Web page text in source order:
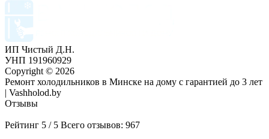
ИП Чистый Д.Н.
УНП 191960929
Copyright © 2026
Ремонт холодильников в Минске на дому с гарантией до 3 лет
| Vashholod.by
Отзывы
Рейтинг 5 / 5 Всего отзывов: 967